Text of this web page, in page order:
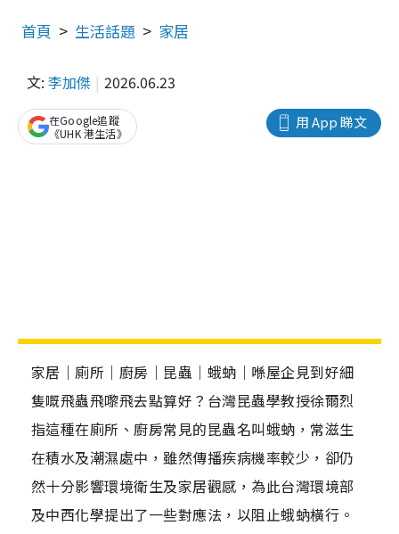
首頁 生活話題 家居
文: 李加傑 2026.06.23
用 App 睇文
在Google追蹤
《UHK 港生活》
家居｜廁所｜廚房｜昆蟲｜蛾蚋｜喺屋企見到好細
隻嘅飛蟲飛嚟飛去點算好？台灣昆蟲學教授徐爾烈
指這種在廁所、廚房常見的昆蟲名叫蛾蚋，常滋生
在積水及潮濕處中，雖然傳播疾病機率較少，卻仍
然十分影響環境衛生及家居觀感，為此台灣環境部
及中西化學提出了一些對應法，以阻止蛾蚋橫行。